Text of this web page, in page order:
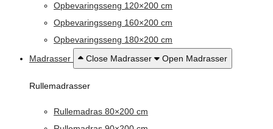
Opbevaringsseng 120×200 cm
Opbevaringsseng 160×200 cm
Opbevaringsseng 180×200 cm
Madrasser
Close Madrasser Open Madrasser
Rullemadrasser
Rullemadras 80×200 cm